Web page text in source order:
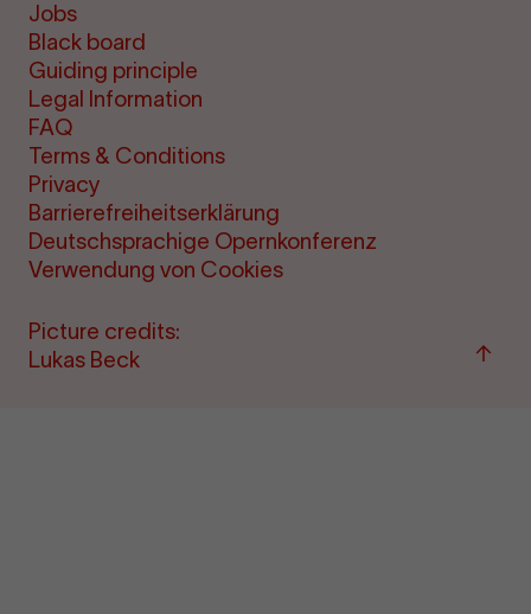
Jobs
Black board
Guiding principle
Legal Information
FAQ
Terms & Conditions
Privacy
Barrierefreiheitserklärung
Deutschsprachige Opernkonferenz
Verwendung von Cookies
Picture credits:
Lukas Beck
Back